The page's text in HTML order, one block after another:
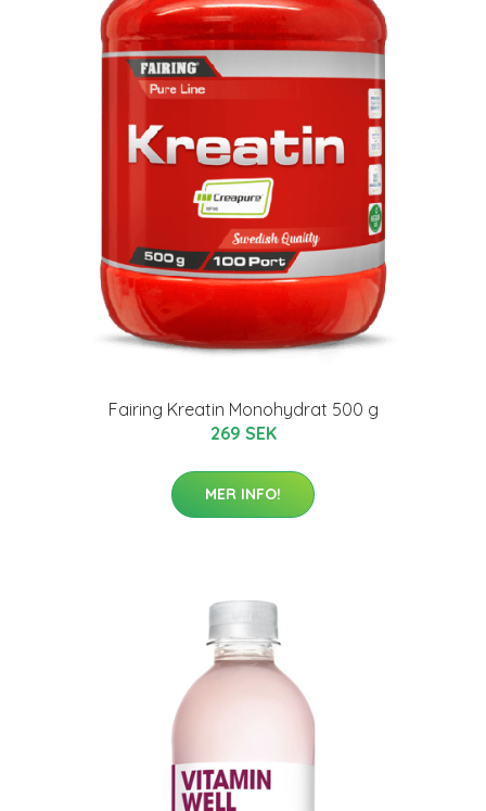
Fairing Kreatin Monohydrat 500 g
269 SEK
MER INFO!